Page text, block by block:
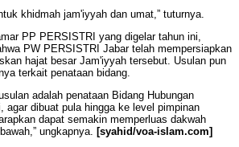
khidmah jam'iyyah dan umat,” tuturnya.
PP PERSISTRI yang digelar tahun ini,
PW PERSISTRI Jabar telah mempersiapkan
hajat besar Jam'iyyah tersebut. Usulan pun
terkait penataan bidang.
adalah penataan Bidang Hubungan
agar dibuat pula hingga ke level pimpinan
dapat semakin memperluas dakwah
ungkapnya. [syahid/voa-islam.com]